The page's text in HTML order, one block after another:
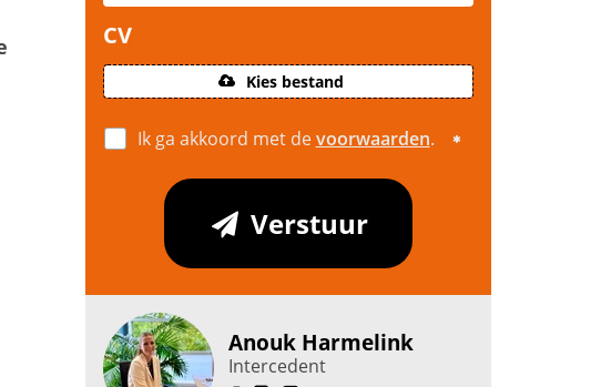
Anouk Harmelink
Intercedent
CV
Kies bestand
Ik ga akkoord met devoorwaarden.
Verstuur